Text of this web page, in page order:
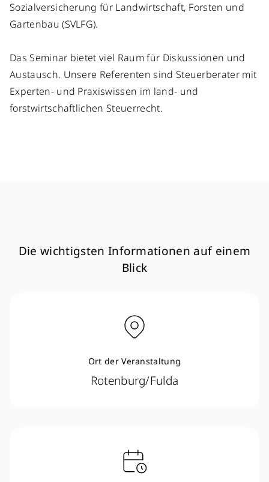
Sozialversicherung für Landwirtschaft, Forsten und
Gartenbau (SVLFG).
Das Seminar bietet viel Raum für Diskussionen und
Austausch. Unsere Referenten sind Steuerberater mit
Experten- und Praxiswissen im land- und
forstwirtschaftlichen Steuerrecht.
Die wichtigsten Informationen auf einem
Blick
Ort der Veranstaltung
Rotenburg/Fulda